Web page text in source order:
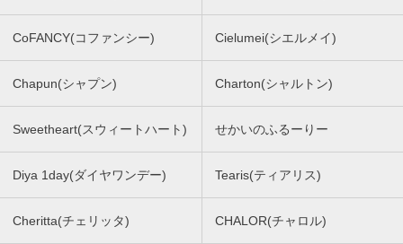
CoFANCY(コファンシー) Cielumei(シエルメイ)
Chapun(シャプン) Charton(シャルトン)
Sweetheart(スウィートハート) せかいのふるーりー
Diya 1day(ダイヤワンデー) Tearis(ティアリス)
Cheritta(チェリッタ) CHALOR(チャロル)